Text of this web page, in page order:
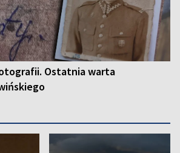
Ostatnia warta